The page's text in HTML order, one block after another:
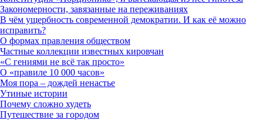
Закономерности, завязанные на переживаниях
В чём ущербность современной демократии. И как её можно
исправить?
О формах правления обществом
Частные коллекции известных кировчан
«С гениями не всё так просто»
О «правиле 10 000 часов»
Моя пора – дождей ненастье
Утиные истории
Почему сложно худеть
Путешествие за городом